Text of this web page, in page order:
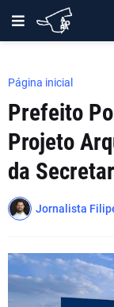
Página inicial
Prefeito
Projeto
da
Jornalista